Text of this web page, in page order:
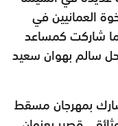
العمانيين في
شاركت كمساعد
سالم بهوان سعيد
بمهرجان مسقط